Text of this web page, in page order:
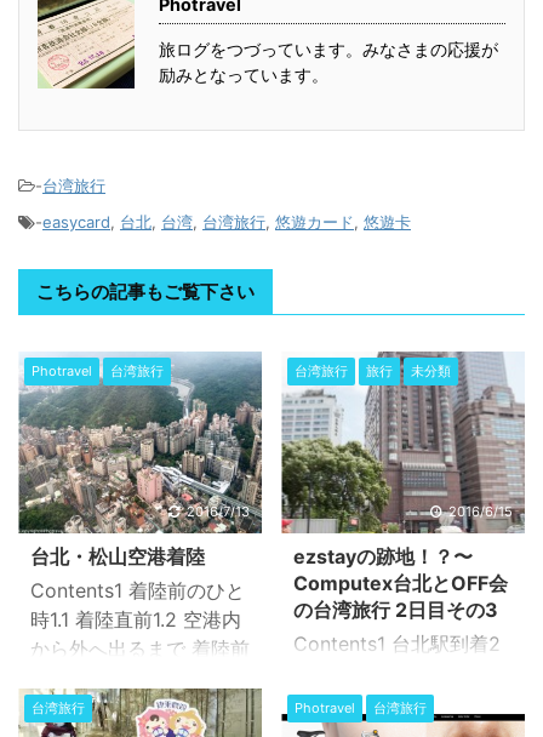
Photravel
旅ログをつづっています。みなさまの応援が
励みとなっています。
-台湾旅行
-easycard, 台北, 台湾, 台湾旅行, 悠遊カード, 悠遊卡
こちらの記事もご覧下さい
Photravel 台湾旅行
2016/7/13
台北・松山空港着陸
Contents1 着陸前のひと
時1.1 着陸直前1.2 空港内
から外へ出るまで 着陸前
山空港に乗り入れている
台湾旅行 旅行 未分類
2016/6/15
ezstayの跡地！？〜
Computex台北とOFF会
の台湾旅行 2日目その3
Contents1 台北駅到着2
たら驚きの展開 台北駅到
着 台北駅でU-Bileを返却
台湾旅行 Photravel 台湾旅行